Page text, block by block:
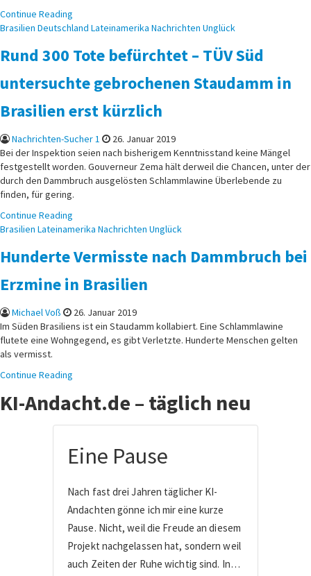
Continue Reading
Posted
Brasilien Deutschland Lateinamerika Nachrichten Unglück
Rund 300 Tote befürchtet – TÜV Süd
untersuchte gebrochenen Staudamm in
Brasilien erst kürzlich
Nachrichten-Sucher 1
26. Januar 2019
Bei der Inspektion seien nach bisherigem Kenntnisstand keine Mängel
festgestellt worden. Gouverneur Zema hält derweil die Chancen, unter der
durch den Dammbruch ausgelösten Schlammlawine Überlebende zu
finden, für gering.
Continue Reading
Posted
Brasilien Lateinamerika Nachrichten Unglück
Hunderte Vermisste nach Dammbruch bei
Erzmine in Brasilien
Michael Voß
26. Januar 2019
Im Süden Brasiliens ist ein Staudamm kollabiert. Eine Schlammlawine
flutete eine Wohngegend, es gibt Verletzte. Hunderte Menschen gelten
als vermisst.
Continue Reading
KI-Andacht.de – täglich neu